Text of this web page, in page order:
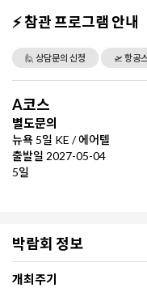
⚡ 참관 프로그램 안내
🙋 상담문의 신청 🛫 항공
A코스
별도문의
뉴욕 5일 KE / 에어텔
출발일 2027-05-04
5일
박람회 정보
개최주기